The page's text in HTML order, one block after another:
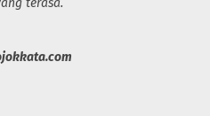
terasa.